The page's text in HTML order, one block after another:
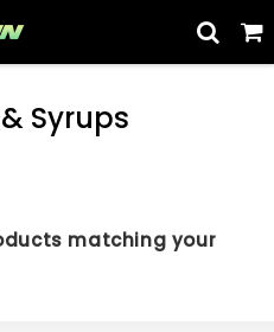
Syrups
matching your